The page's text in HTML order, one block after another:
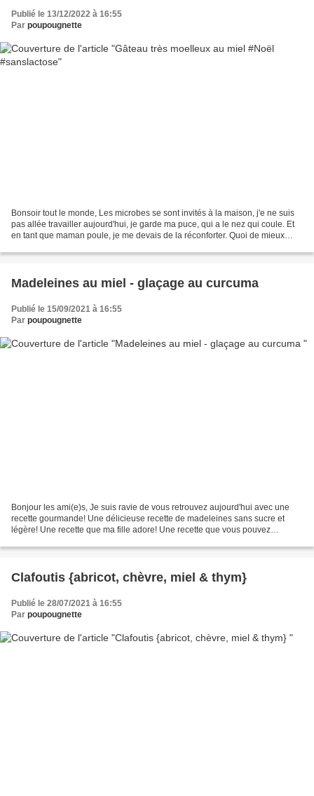
Publié le 13/12/2022 à 16:55
Par poupougnette
Bonsoir tout le monde, Les microbes se sont invités à la maison, j'e ne suis
pas allée travailler aujourd'hui, je garde ma puce, qui a le nez qui coule. Et
en tant que maman poule, je me devais de la réconforter. Quoi de mieux
Madeleines au miel - glaçage au curcuma
Publié le 15/09/2021 à 16:55
Par poupougnette
Bonjour les ami(e)s, Je suis ravie de vous retrouvez aujourd'hui avec une
recette gourmande! Une délicieuse recette de madeleines sans sucre et
légère! Une recette que ma fille adore! Une recette que vous pouvez
Clafoutis {abricot, chèvre, miel & thym}
Publié le 28/07/2021 à 16:55
Par poupougnette